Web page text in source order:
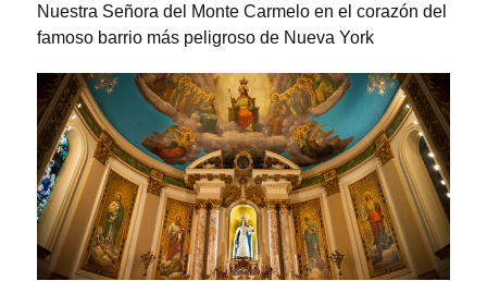
Nuestra Señora del Monte Carmelo en el corazón del
famoso barrio más peligroso de Nueva York